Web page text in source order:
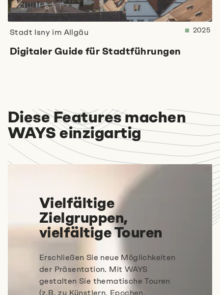
Stadt Isny im Allgäu 2025
Digitaler Guide für Stadtführungen
Diese Features machen
WAYS einzigartig
Vielfältige
Zielgruppen,
vielfältige Touren
Erschließen Sie neue Möglichkeiten
der Präsentation. Mit WAYS
gestalten Sie thematische Touren
(z.B. zu Künstlern, Epochen,